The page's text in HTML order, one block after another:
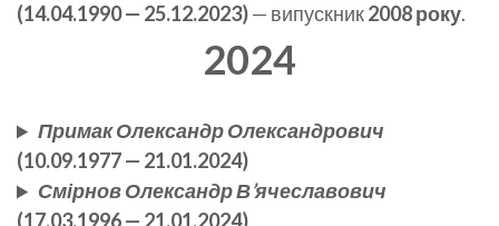
(14.04.1990 — 25.12.2023)— випускник2008 року.
2024
Примак Олександр Олександрович
(10.09.1977 — 21.01.2024)
Смірнов Олександр В’ячеславович
(17.03.1996 — 21.01.2024)